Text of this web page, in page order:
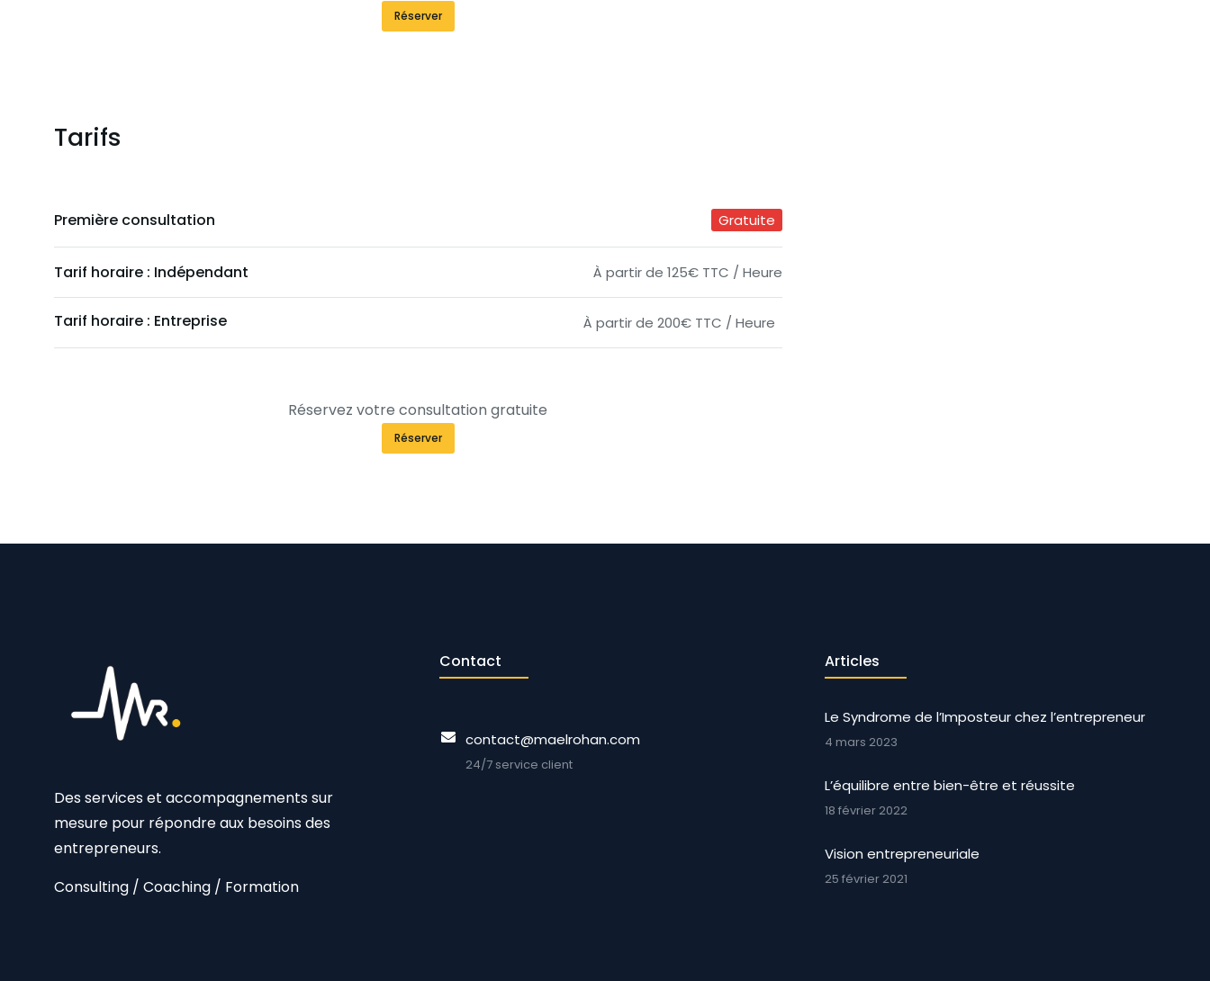
Réserver
Tarifs
Première consultation Gratuite
Tarif horaire : Indépendant À partir de 125€ TTC / Heure
Tarif horaire : Entreprise À partir de 200€ TTC / Heure
Réservez votre consultation gratuite
Réserver
Des services et accompagnements sur
mesure pour répondre aux besoins des
entrepreneurs.
Consulting / Coaching / Formation
Contact
contact@maelrohan.com
24/7 service client
Articles
Le Syndrome de l’Imposteur chez l’entrepreneur
4 mars 2023
L’équilibre entre bien-être et réussite
18 février 2022
Vision entrepreneuriale
25 février 2021